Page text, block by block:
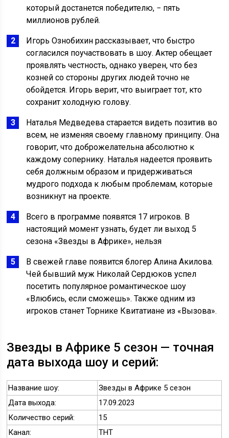
который достанется победителю, − пять
миллионов рублей.
Игорь Ознобихин рассказывает, что быстро
согласился поучаствовать в шоу. Актер обещает
проявлять честность, однако уверен, что без
козней со стороны других людей точно не
обойдется. Игорь верит, что выиграет тот, кто
сохранит холодную голову.
Наталья Медведева старается видеть позитив во
всем, не изменяя своему главному принципу. Она
говорит, что доброжелательна абсолютно к
каждому сопернику. Наталья надеется проявить
себя должным образом и придерживаться
мудрого подхода к любым проблемам, которые
возникнут на проекте.
Всего в программе появятся 17 игроков. В
настоящий момент узнать, будет ли выход 5
сезона «Звезды в Африке», нельзя
В свежей главе появится блогер Алина Акилова.
Чей бывший муж Николай Сердюков успел
посетить популярное романтическое шоу
«Влюбись, если сможешь». Также одним из
игроков станет Торнике Квитатиане из «Вызова».
Звезды в Африке 5 сезон — точная
дата выхода шоу и серий:
Название шоу:
Звезды в Африке 5 сезон
Дата выхода:
17.09.2023
Количество серий:
15
Канал:
ТНТ